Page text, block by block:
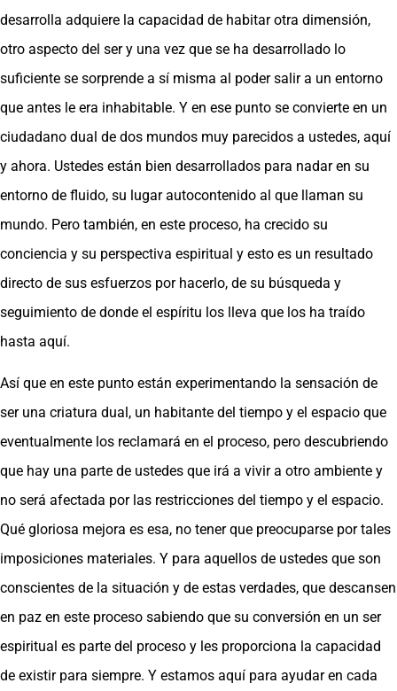
desarrolla adquiere la capacidad de habitar otra dimensión,
otro aspecto del ser y una vez que se ha desarrollado lo
suficiente se sorprende a sí misma al poder salir a un entorno
que antes le era inhabitable. Y en ese punto se convierte en un
ciudadano dual de dos mundos muy parecidos a ustedes, aquí
y ahora. Ustedes están bien desarrollados para nadar en su
entorno de fluido, su lugar autocontenido al que llaman su
mundo. Pero también, en este proceso, ha crecido su
conciencia y su perspectiva espiritual y esto es un resultado
directo de sus esfuerzos por hacerlo, de su búsqueda y
seguimiento de donde el espíritu los lleva que los ha traído
hasta aquí.
Así que en este punto están experimentando la sensación de
ser una criatura dual, un habitante del tiempo y el espacio que
eventualmente los reclamará en el proceso, pero descubriendo
que hay una parte de ustedes que irá a vivir a otro ambiente y
no será afectada por las restricciones del tiempo y el espacio.
Qué gloriosa mejora es esa, no tener que preocuparse por tales
imposiciones materiales. Y para aquellos de ustedes que son
conscientes de la situación y de estas verdades, que descansen
en paz en este proceso sabiendo que su conversión en un ser
espiritual es parte del proceso y les proporciona la capacidad
de existir para siempre. Y estamos aquí para ayudar en cada